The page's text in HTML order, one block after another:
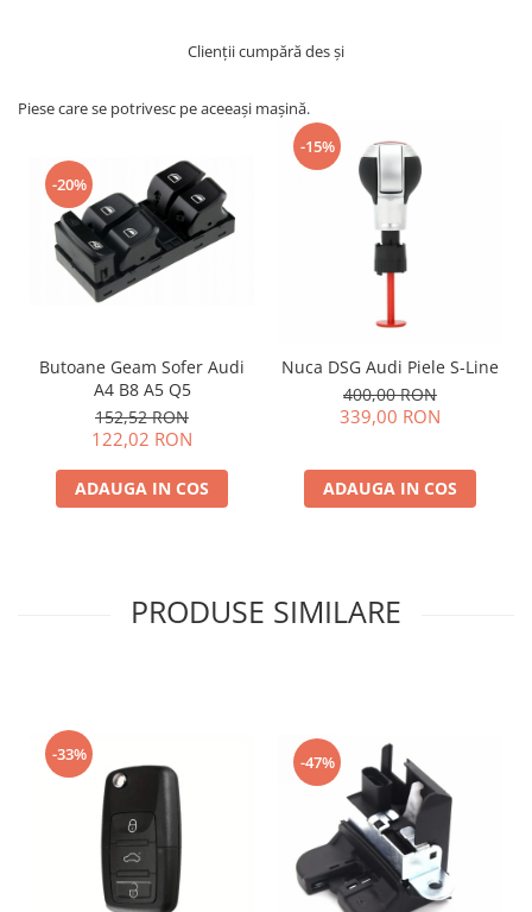
Clienții cumpără des și
Piese care se potrivesc pe aceeași mașină.
-20%
Butoane Geam Sofer Audi
A4 B8 A5 Q5
152,52 RON
122,02 RON
ADAUGA IN COS
-15%
Nuca DSG Audi Piele S-Line
400,00 RON
339,00 RON
ADAUGA IN COS
PRODUSE SIMILARE
-33% -47%